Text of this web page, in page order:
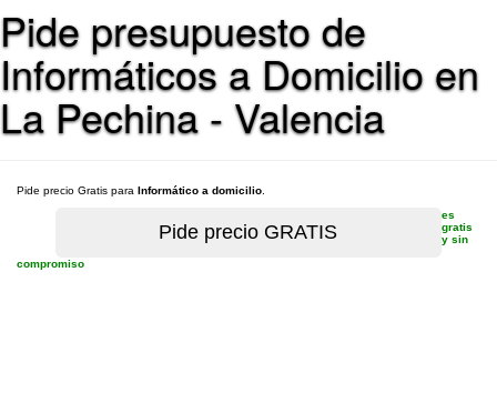
Pide presupuesto de
Informáticos a Domicilio en
La Pechina - Valencia
Pide precio Gratis para Informático a domicilio
es
gratis
y sin
compromiso